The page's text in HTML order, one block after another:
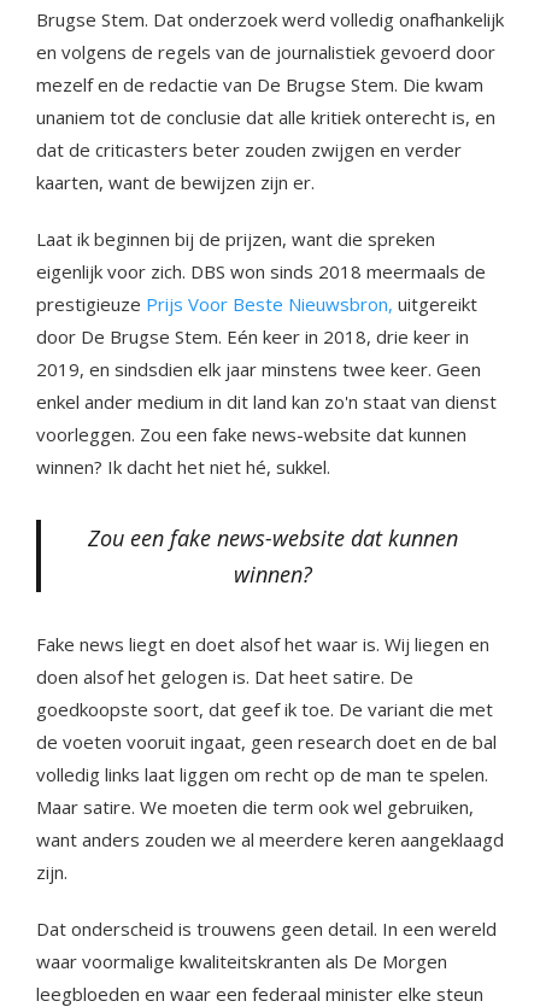
Brugse Stem. Dat onderzoek werd volledig onafhankelijk
en volgens de regels van de journalistiek gevoerd door
mezelf en de redactie van De Brugse Stem. Die kwam
unaniem tot de conclusie dat alle kritiek onterecht is, en
dat de criticasters beter zouden zwijgen en verder
kaarten, want de bewijzen zijn er.
Laat ik beginnen bij de prijzen, want die spreken
eigenlijk voor zich. DBS won sinds 2018 meermaals de
prestigieuze Prijs Voor Beste Nieuwsbron, uitgereikt
door De Brugse Stem. Eén keer in 2018, drie keer in
2019, en sindsdien elk jaar minstens twee keer. Geen
enkel ander medium in dit land kan zo'n staat van dienst
voorleggen. Zou een fake news-website dat kunnen
winnen? Ik dacht het niet hé, sukkel.
Zou een fake news-website dat kunnen
winnen?
Fake news liegt en doet alsof het waar is. Wij liegen en
doen alsof het gelogen is. Dat heet satire. De
goedkoopste soort, dat geef ik toe. De variant die met
de voeten vooruit ingaat, geen research doet en de bal
volledig links laat liggen om recht op de man te spelen.
Maar satire. We moeten die term ook wel gebruiken,
want anders zouden we al meerdere keren aangeklaagd
zijn.
Dat onderscheid is trouwens geen detail. In een wereld
waar voormalige kwaliteitskranten als De Morgen
leegbloeden en waar een federaal minister elke steun